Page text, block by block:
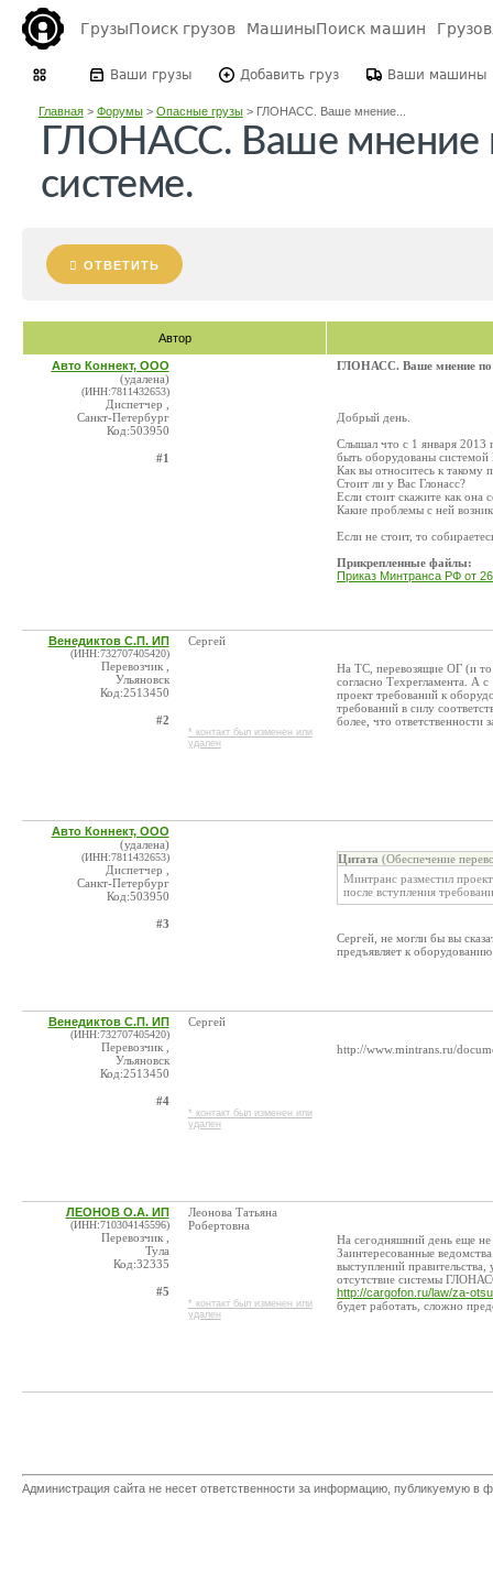
ГрузыПоиск грузов МашиныПоиск машин
Ваши грузы Добавить груз Ваши машины
Главная> Форумы> Опасные грузы> ГЛОНАСС. Ваше мнение...
ГЛОНАСС. Ваше мнение
системе.
ОТВЕТИТЬ
Автор
Авто Коннект, ООО
(удалена)
(ИНН:7811432653)
Диспетчер ,
Санкт-Петербург
Код:503950
#1
ГЛОНАСС. Ваше мнение по
Добрый день.
Слышал что с 1 января 2013
быть оборудованы системой
Как вы относитесь к такому
Стоит ли у Вас Глонасс?
Если стоит скажите как она
Какие проблемы с ней
Если не стоит, то
Прикрепленные файлы:
Приказ Минтранса РФ от
Венедиктов С.П. ИП
(ИНН:732707405420)
Перевозчик ,
Ульяновск
Код:2513450
#2
Сергей
* контакт был изменен или
удален
На ТС, перевозящие ОГ (и
согласно Техрегламента. А
проект требований к
требований в силу
более, что ответственности
Авто Коннект, ООО
(удалена)
(ИНН:7811432653)
Диспетчер ,
Санкт-Петербург
Код:503950
#3
Цитата (Обеспечение
Минтранс разместил
после вступления
Сергей, не могли бы вы
предъявляет к
Венедиктов С.П. ИП
(ИНН:732707405420)
Перевозчик ,
Ульяновск
Код:2513450
#4
Сергей
* контакт был изменен или
удален
http://www.mintrans.ru/
ЛЕОНОВ О.А. ИП
(ИНН:710304145596)
Перевозчик ,
Тула
Код:32335
#5
Леонова Татьяна
Робертовна
* контакт был изменен или
удален
На сегодняшний день еще
Заинтересованные
выступлений
отсутствие системы
http://cargofon.ru/law/za-
будет работать, сложно
Администрация сайта не несет ответственности за информацию, публикуемую